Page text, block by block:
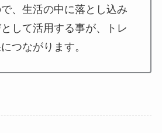
、生活の中に落とし込み
して活用する事が、トレ
つながります。